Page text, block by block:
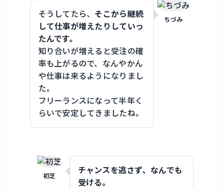
ちづみ
そうしてたら、 そこから継続
して仕事が増えたりしていっ
たんです。
知り合いが増えると受注の確
率も上がるので、なんやかん
や仕事は来るようになりまし
た。
フリーランスになって半年く
らいで安定してきましたね。
初芝
チャンスを逃さず、なんでも
受ける。